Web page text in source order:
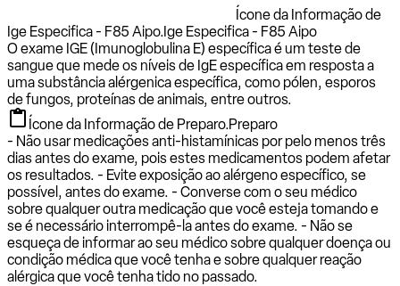
Ícone da Informação de
Ige Especifica - F85 Aipo.Ige Especifica - F85 Aipo
O exame IGE (Imunoglobulina E) específica é um teste de
sangue que mede os níveis de IgE específica em resposta a
uma substância alérgenica específica, como pólen, esporos
de fungos, proteínas de animais, entre outros.
Ícone da Informação de Preparo.Preparo
- Não usar medicações anti-histamínicas por pelo menos três
dias antes do exame, pois estes medicamentos podem afetar
os resultados. - Evite exposição ao alérgeno específico, se
possível, antes do exame. - Converse com o seu médico
sobre qualquer outra medicação que você esteja tomando e
se é necessário interrompê-la antes do exame. - Não se
esqueça de informar ao seu médico sobre qualquer doença ou
condição médica que você tenha e sobre qualquer reação
alérgica que você tenha tido no passado.